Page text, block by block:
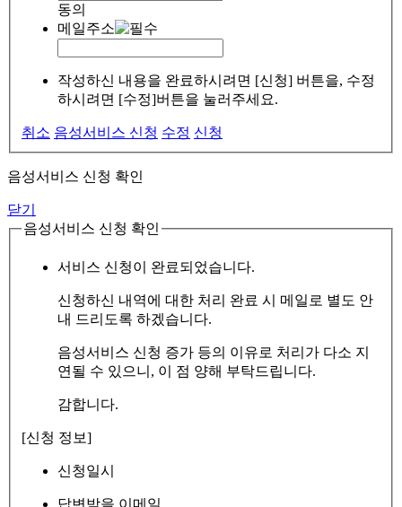
동의
메일주소
작성하신 내용을 완료하시려면 [신청] 버튼을, 수정
하시려면 [수정]버튼을 눌러주세요.
취소 음성서비스 신청 수정 신청
음성서비스 신청 확인
닫기
음성서비스 신청 확인
서비스 신청이 완료되었습니다.
신청하신 내역에 대한 처리 완료 시 메일로 별도 안
내 드리도록 하겠습니다.
음성서비스 신청 증가 등의 이유로 처리가 다소 지
연될 수 있으니, 이 점 양해 부탁드립니다.
감합니다.
[신청 정보]
신청일시
답변받을 이메일